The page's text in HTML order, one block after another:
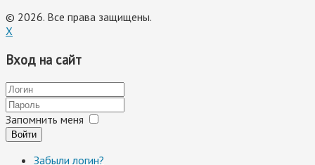
© 2026. Все права защищены.
X
Вход на сайт
Запомнить меня
Войти
Забыли логин?